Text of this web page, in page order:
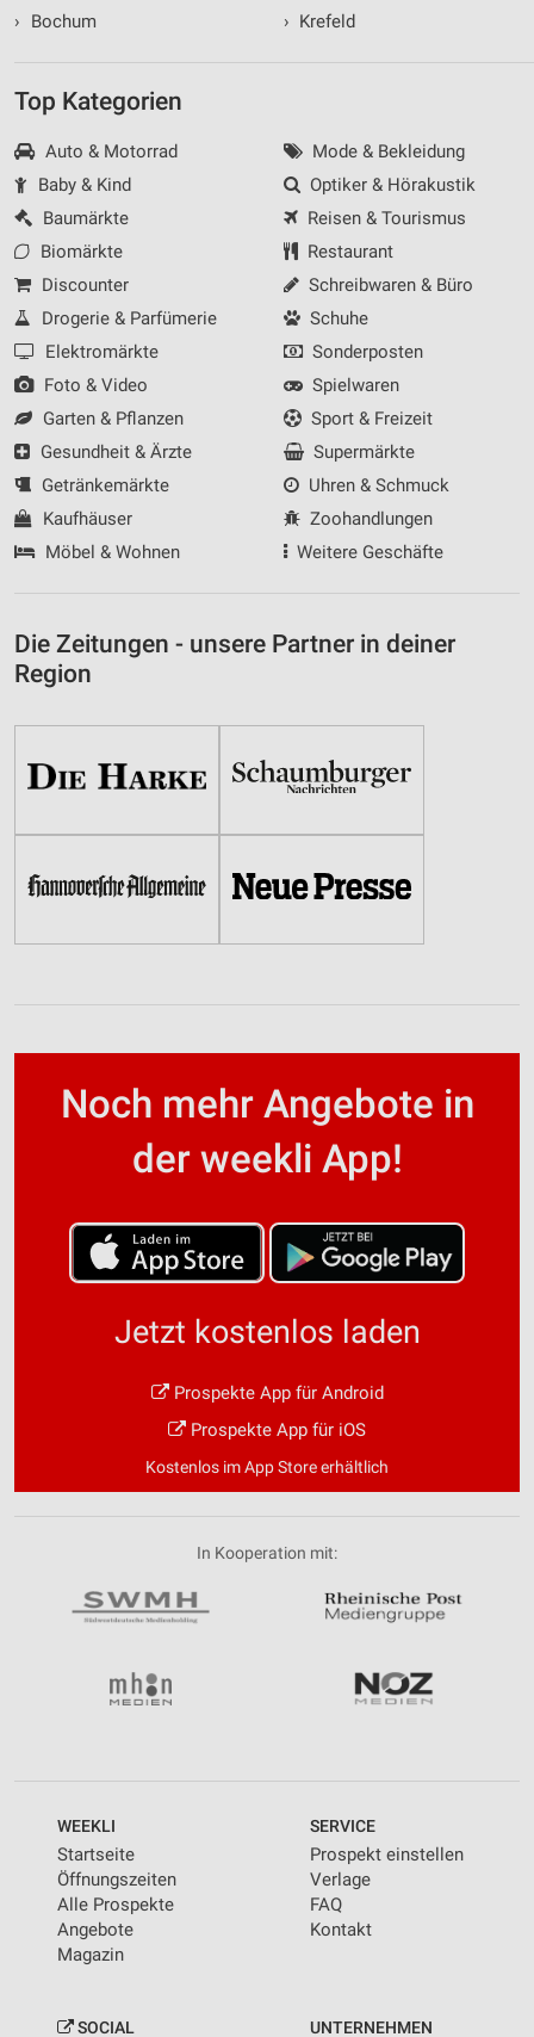
›
Bochum
› Krefeld
Top Kategorien
Auto & Motorrad
Baby & Kind
Baumärkte
Biomärkte
Discounter
Drogerie & Parfümerie
Elektromärkte
Foto & Video
Garten & Pflanzen
Gesundheit & Ärzte
Getränkemärkte
Kaufhäuser
Möbel & Wohnen
Mode & Bekleidung
Optiker & Hörakustik
Reisen & Tourismus
Restaurant
Schreibwaren & Büro
Schuhe
Sonderposten
Spielwaren
Sport & Freizeit
Supermärkte
Uhren & Schmuck
Zoohandlungen
Weitere Geschäfte
Die Zeitungen - unsere Partner in deiner
Region
Noch mehr Angebote in
der weekli App!
Jetzt kostenlos laden
Prospekte App für Android
Prospekte App für iOS
Kostenlos im App Store erhältlich
In Kooperation mit:
WEEKLI
Startseite
Öffnungszeiten
Alle Prospekte
Angebote
Magazin
SERVICE
Prospekt einstellen
Verlage
FAQ
Kontakt
SOCIAL UNTERNEHMEN